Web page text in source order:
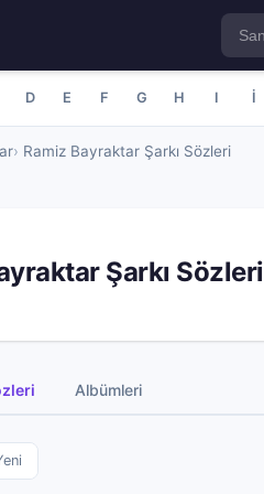
D E F G H I İ
Ramiz Bayraktar Şarkı Sözleri
Şarkı Sözleri
Albümleri